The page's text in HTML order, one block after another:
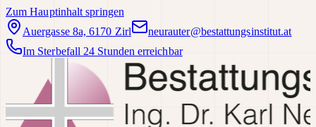
Zum Hauptinhalt springen
Auergasse 8a, 6170 Zirl
neurauter@bestattungsinstitut.at
Im Sterbefall 24 Stunden erreichbar